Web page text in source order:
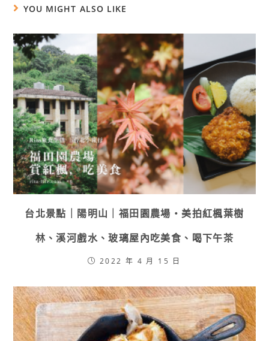
YOU MIGHT ALSO LIKE
台北景點｜陽明山｜福田園農場・美拍紅楓葉樹
林、溪河戲水、玻璃屋內吃美食、喝下午茶
2022 年 4 月 15 日